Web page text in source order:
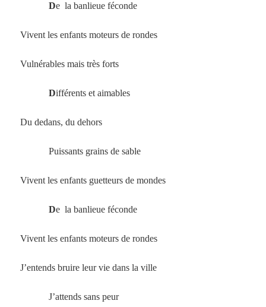
De la banlieue féconde
Vivent les enfants moteurs de rondes
Vulnérables mais très forts
Différents et aimables
Du dedans, du dehors
Puissants grains de sable
Vivent les enfants guetteurs de mondes
De la banlieue féconde
Vivent les enfants moteurs de rondes
J’entends bruire leur vie dans la ville
J’attends sans peur